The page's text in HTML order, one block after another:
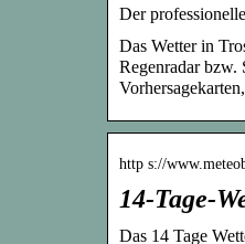
Der
Das Wetter in
Regenradar bzw.
http s://
14-Tage-
Das 14 Tage